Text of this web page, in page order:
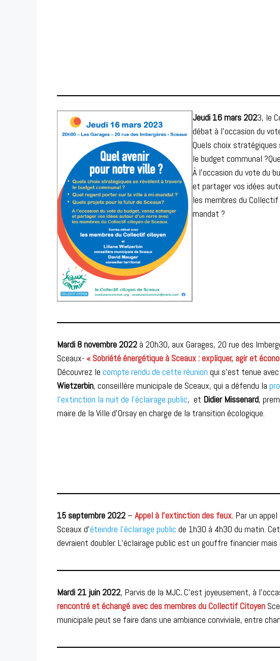
Jeudi 16 mars 2023, le
débat à l’occasion du
Quels choix
le budget communal
À l’occasion du vote du
et partager vos idées
les membres du
mandat ?
Mardi 8 novembre 2022 à 20h30, aux Garages, 20 rue des
Sceaux- « Sobriété énergétique à Sceaux : expliquer, agir et
Découvrez le compte rendu de cette réunion qui s’est tenue
Wietzerbin, conseillère municipale de Sceaux, qui a défendu la
l’extinction la nuit de l’éclairage public, et Didier Missenard,
maire de la Ville d’Orsay en charge de la transition écologique.
15 septembre 2022 – Appel à l’extinction des feux. Par un
Sceaux d’éteindre l’éclairage public de 1h30 à 4h30 du matin.
devraient doubler. L’éclairage public est un gouffre financier
Mardi 21 juin 2022, Parvis de la MJC.C’est joyeusement, à
rencontré et échangé avec des membres du Collectif Citoyen
municipale peut se faire dans une ambiance conviviale, entre